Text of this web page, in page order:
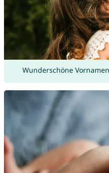
Wunderschöne